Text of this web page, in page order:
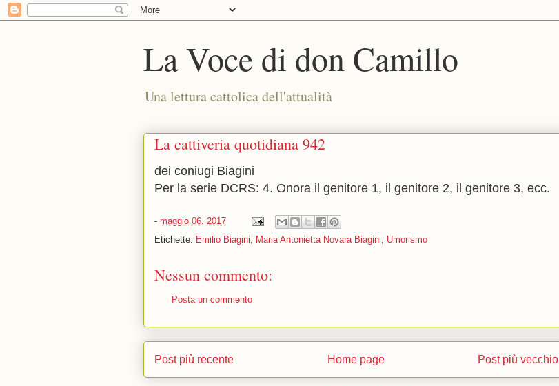
La Voce di don Camillo
Una lettura cattolica dell'attualità
La cattiveria quotidiana 942
dei coniugi Biagini
Per la serie DCRS: 4. Onora il genitore 1, il genitore 2, il genitore 3, ecc.
- maggio 06, 2017
Etichette: Emilio Biagini, Maria Antonietta Novara Biagini, Umorismo
Nessun commento:
Posta un commento
Post più recente Post più vecchio
Home page